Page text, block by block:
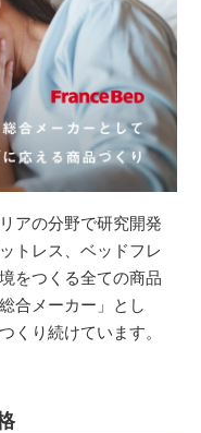
アの分野で研究開発
トレス、ベッドフレ
をつくる全ての商品
合メーカー」とし
くり続けています。